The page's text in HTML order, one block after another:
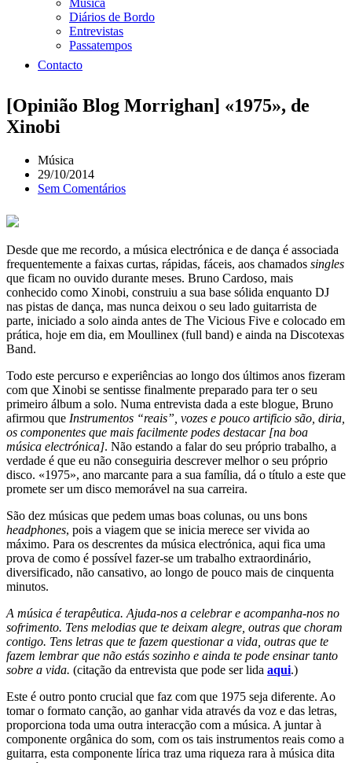
Diários de Bordo
Entrevistas
Passatempos
Contacto
[Opinião Blog Morrighan] «1975», de
Xinobi
Música
29/10/2014
Sem Comentários
Desde que me recordo, a música electrónica e de dança é associada
frequentemente a faixas curtas, rápidas, fáceis, aos chamados singles
que ficam no ouvido durante meses. Bruno Cardoso, mais
conhecido como Xinobi, construiu a sua base sólida enquanto DJ
nas pistas de dança, mas nunca deixou o seu lado guitarrista de
parte, iniciado a solo ainda antes de The Vicious Five e colocado em
prática, hoje em dia, em Moullinex (full band) e ainda na Discotexas
Band.
Todo este percurso e experiências ao longo dos últimos anos fizeram
com que Xinobi se sentisse finalmente preparado para ter o seu
primeiro álbum a solo. Numa entrevista dada a este blogue, Bruno
afirmou que Instrumentos “reais”, vozes e pouco artificio são, diria,
os componentes que mais facilmente podes destacar [na boa
música electrónica]. Não estando a falar do seu próprio trabalho, a
verdade é que eu não conseguiria descrever melhor o seu próprio
disco. «1975», ano marcante para a sua família, dá o título a este que
promete ser um disco memorável na sua carreira.
São dez músicas que pedem umas boas colunas, ou uns bons
headphones, pois a viagem que se inicia merece ser vivida ao
máximo. Para os descrentes da música electrónica, aqui fica uma
prova de como é possível fazer-se um trabalho extraordinário,
diversificado, não cansativo, ao longo de pouco mais de cinquenta
minutos.
A música é terapêutica. Ajuda-nos a celebrar e acompanha-nos no
sofrimento. Tens melodias que te deixam alegre, outras que choram
contigo. Tens letras que te fazem questionar a vida, outras que te
fazem lembrar que não estás sozinho e ainda te pode ensinar tanto
sobre a vida. (citação da entrevista que pode ser lida aqui.)
Este é outro ponto crucial que faz com que 1975 seja diferente. Ao
tomar o formato canção, ao ganhar vida através da voz e das letras,
proporciona toda uma outra interacção com a música. A juntar à
componente orgânica do som, com os tais instrumentos reais como a
guitarra, esta componente lírica traz uma riqueza rara à música dita